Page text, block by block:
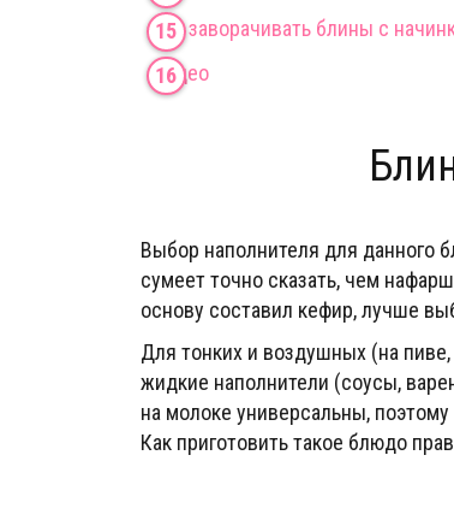
Как заворачивать блины с
Видео
Выбор наполнителя для данного
сумеет точно сказать, чем
основу составил кефир, лучше
Для тонких и воздушных (на
жидкие наполнители (соусы,
на молоке универсальны,
Как приготовить такое блюдо